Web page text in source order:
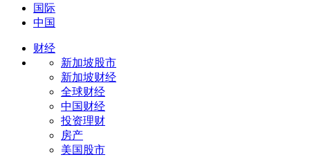
国际
中国
财经
新加坡股市
新加坡财经
全球财经
中国财经
投资理财
房产
美国股市